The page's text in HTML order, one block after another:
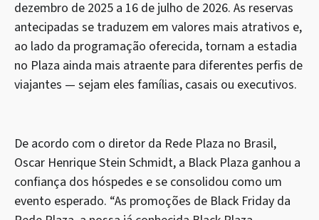
dezembro de 2025 a 16 de julho de 2026. As reservas
antecipadas se traduzem em valores mais atrativos e,
ao lado da programação oferecida, tornam a estadia
no Plaza ainda mais atraente para diferentes perfis de
viajantes — sejam eles famílias, casais ou executivos.
De acordo com o diretor da Rede Plaza no Brasil,
Oscar Henrique Stein Schmidt, a Black Plaza ganhou a
confiança dos hóspedes e se consolidou como um
evento esperado. “As promoções de Black Friday da